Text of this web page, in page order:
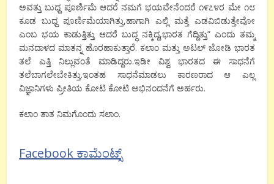
ಅವತ್ತು ಬುಧ್ದ ಪೂರ್ಣಿಮೆ ಆದರೆ ನಮಗೆ ಭಯವೇನೆಂದರೆ ೧೯೭೪ರ ಮೇ ೧೮
ಕೂಡ ಬುಧ್ದ ಪೂರ್ಣಿಮೆಯಾಗಿತ್ತು,ಹಾಗಾಗಿ ಎಲ್ಲಿ ಮತ್ತೆ ಎಡವಿಬಿಡುತ್ತೇವೋ
ಎಂಬ ಭಯ ಕಾಡುತ್ತಿತ್ತು ಆದರೆ ಬುದ್ಧ ನಕ್ಕಿದ್ದ,ಭಾರತ ಗೆದ್ದಿತ್ತು” ಎಂದು ತಮ್ಮ
ಮನದಾಳದ ಮಾತನ್ನ ಹೊರಹಾಕುತ್ತಾರೆ. ಕಲಾಂ ಮತ್ತು ಅಟಲ್ ಜೋಡಿ ಭಾರತ
ತಲೆ ಎತ್ತಿ ನಿಲ್ಲುವಂತೆ ಮಾಡಿದ್ದರು.ಇಡೀ ವಿಶ್ವ ಭಾರತದ ಈ ಸಾಧನೆಗೆ
ತಲೆಬಾಗಲೇಬೇಕಿತ್ತು.ಇಂತಹ ಸಾಧನೆಮಾಡಲು ಕಾರಣರಾದ ಆ ಎಲ್ಲ
ವಿಜ್ಞಾನಿಗಳು ಪ್ರೀತಿಯ ಕೋಟಿ ಕೋಟಿ ಅಭಿನಂದನೆಗೆ ಅರ್ಹರು.
ಕಲಾಂ ತಾತ ನಿಮಗೊಂದು ಸಲಾಂ.
Facebook ಕಾಮೆಂಟ್ಸ್